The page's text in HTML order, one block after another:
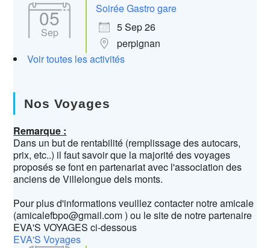
05
Sep
Soirée Gastro gare
5 Sep 26
perpignan
Voir toutes les activités
Nos Voyages
Remarque :
Dans un but de rentabilité (remplissage des autocars,
prix, etc..) il faut savoir que la majorité des voyages
proposés se font en partenariat avec l'association des
anciens de Villelongue dels monts.
Pour plus d'informations veuillez contacter notre amicale
(amicalefbpo@gmail.com ) ou le site de notre partenaire
EVA'S VOYAGES ci-dessous
EVA'S Voyages